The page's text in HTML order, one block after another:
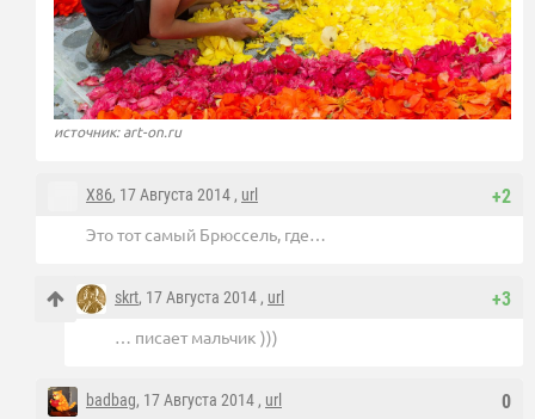
источник: art-on.ru
+2
X86, 17 Августа 2014 , url
Это тот самый Брюссель, где…
+3
skrt, 17 Августа 2014 , url
… писает мальчик )))
0
badbag, 17 Августа 2014 , url